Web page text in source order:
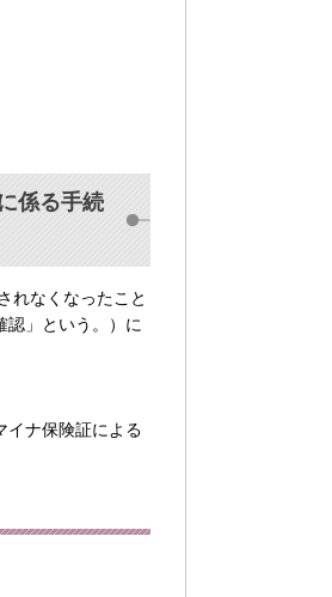
係る手続
れなくなったこと
認」という。）に
イナ保険証による